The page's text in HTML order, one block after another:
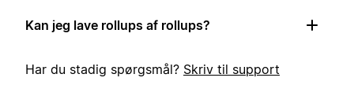
Kan jeg lave rollups af rollups?
Har du stadig spørgsmål? Skriv til support